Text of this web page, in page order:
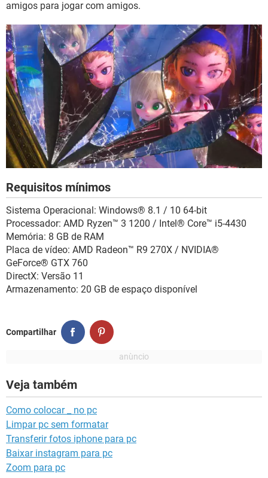
amigos para jogar com amigos.
Requisitos mínimos
Sistema Operacional: Windows® 8.1 / 10 64-bit
Processador: AMD Ryzen™ 3 1200 / Intel® Core™ i5-4430
Memória: 8 GB de RAM
Placa de vídeo: AMD Radeon™ R9 270X / NVIDIA®
GeForce® GTX 760
DirectX: Versão 11
Armazenamento: 20 GB de espaço disponível
Compartilhar
Veja também
Como colocar _ no pc
Limpar pc sem formatar
Transferir fotos iphone para pc
Baixar instagram para pc
Zoom para pc